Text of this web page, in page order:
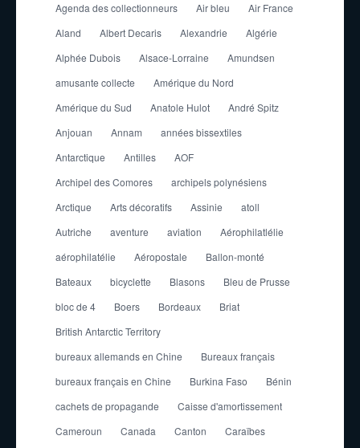
Agenda des collectionneurs
Air bleu
Air France
Aland
Albert Decaris Alexandrie
Algérie
Alphée Dubois
Alsace-Lorraine
Amundsen
amusante collecte
Amérique du Nord
Amérique du Sud
Anatole Hulot
André Spitz
Anjouan
Annam
années bissextiles
Antarctique
Antilles
AOF
Archipel des Comores
archipels polynésiens
Arctique
Arts décoratifs Assinie
atoll
Autriche
aventure aviation
Aérophilatlélie
aérophilatélie
Aéropostale
Ballon-monté
Bateaux
bicyclette Blasons
Bleu de Prusse
bloc de 4
Boers Bordeaux
Briat
British Antarctic Territory
bureaux allemands en Chine
Bureaux français
bureaux français en Chine
Burkina Faso
Bénin
cachets de propagande
Caisse d'amortissement
Cameroun
Canada Canton
Caraïbes